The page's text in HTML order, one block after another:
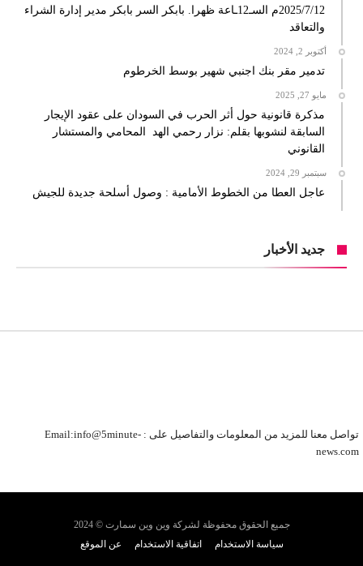
2025/7/12م السـ12ـاعة ظهرا. بابكر السر بابكر مدير إدارة الشراء
والتعاقد
أكتوبر 2, 2024
تدمير مقر بنك اجنبي شهير بوسط الخرطوم
مايو 27, 2025
مذكرة قانونية حول أثر الحرب في السودان على عقود الإيجار
السابقة لنشوبها بقلم: نزار رحمي الهد المحامي والمستشار
القانوني
سبتمبر 29, 2024
عاجل العطا من الخطوط الأمامية : وصول أسلحة جديدة للجيش
جديد الأخبار
تواصل معنا للمزيد من المعلومات والتفاصيل على : Email:info@5minute-
news.com
جميع الحقوق محفوظة لشركة وين وين سمارت © 2024
سياسة الاستخدام
اتفاقية الاستخدام عن الموقع